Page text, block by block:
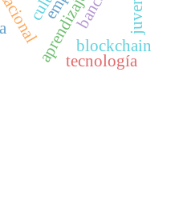
blockchain
juvenil
tecnología